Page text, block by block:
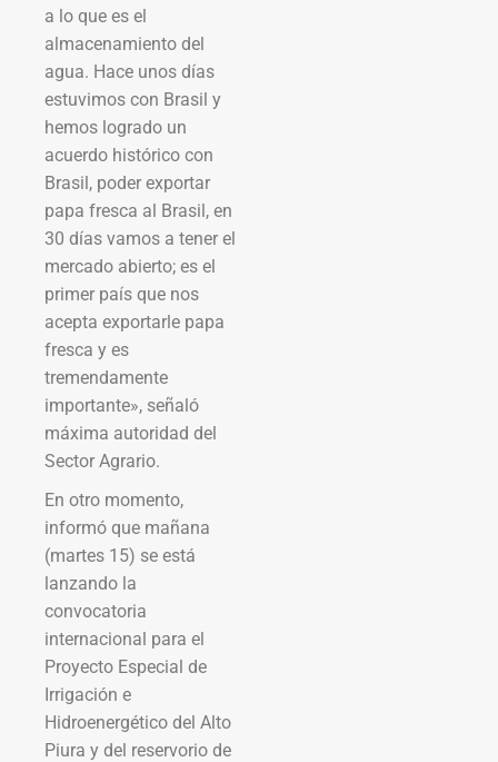
a lo que es el
almacenamiento del
agua. Hace unos días
estuvimos con Brasil y
hemos logrado un
acuerdo histórico con
Brasil, poder exportar
papa fresca al Brasil, en
30 días vamos a tener el
mercado abierto; es el
primer país que nos
acepta exportarle papa
fresca y es
tremendamente
importante», señaló
máxima autoridad del
Sector Agrario.
En otro momento,
informó que mañana
(martes 15) se está
lanzando la
convocatoria
internacional para el
Proyecto Especial de
Irrigación e
Hidroenergético del Alto
Piura y del reservorio de